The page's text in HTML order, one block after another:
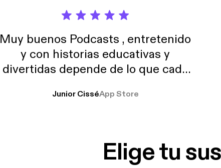
Muy buenos Podcasts , entretenido
y con historias educativas y
divertidas depende de lo que cada
trabajo ya que estoy muchas horas
Junior CisséApp Store
Elige tu